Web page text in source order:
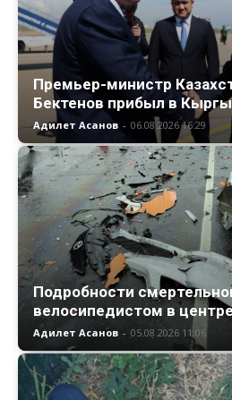
Премьер-министр
Бектенов прибыл в
Адилет Асанов - 06.08.2026 16:29
Подробности
велосипедистом в
Адилет Асанов - 05.08.2026 11:06